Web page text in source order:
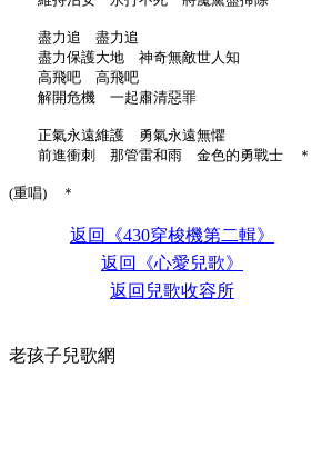
盡力追 盡力追
盡力保護大地 神奇無敵世人知
高飛吧 高飛吧
解開危機 一起肅清惡罪
正氣永遠維護 勇氣永遠無懼
前進衝刺 那管雷和雨 金色的勇戰士 ＊
(重唱) ＊
返回《430穿梭機第二輯》
返回《心愛兒歌》
返回兒歌收容所
老孩子兒歌網